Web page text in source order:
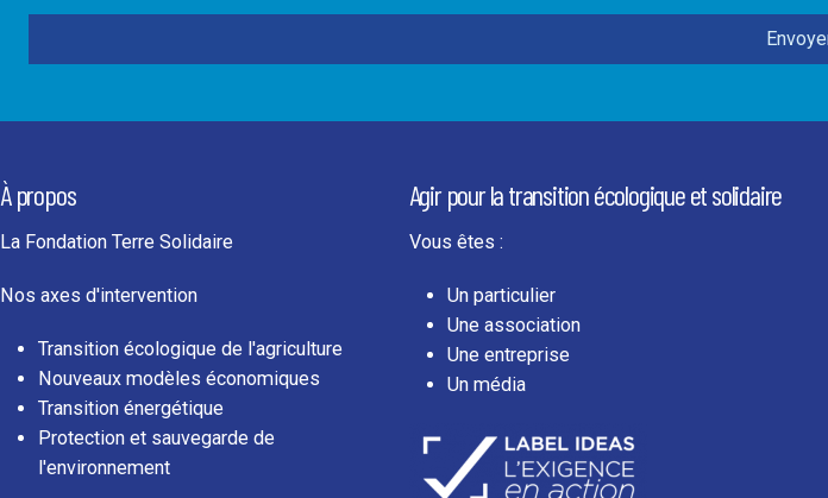
À propos
La Fondation Terre Solidaire
Nos axes d'intervention
Transition écologique de l'agriculture
Nouveaux modèles économiques
Transition énergétique
Protection et sauvegarde de
l'environnement
Agir pour la transition écologique et solidaire
Vous êtes :
Un particulier
Une association
Une entreprise
Un média